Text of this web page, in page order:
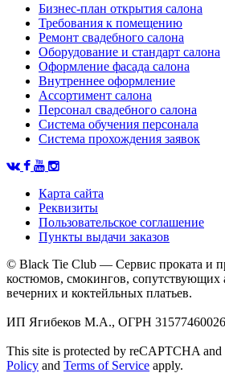
Бизнес-план открытия салона
Требования к помещению
Ремонт свадебного салона
Оборудование и стандарт салона
Оформление фасада салона
Внутреннее оформление
Ассортимент салона
Персонал свадебного салона
Система обучения персонала
Система прохождения заявок
Карта сайта
Реквизиты
Пользовательское соглашение
Пункты выдачи заказов
© Black Tie Club — Сервис проката и
костюмов, смокингов, сопутствующих
вечерних и коктейльных платьев.
ИП Ягибеков М.А., ОГРН
This site is protected by reCAPTCHA and
Policy and Terms of Service apply.